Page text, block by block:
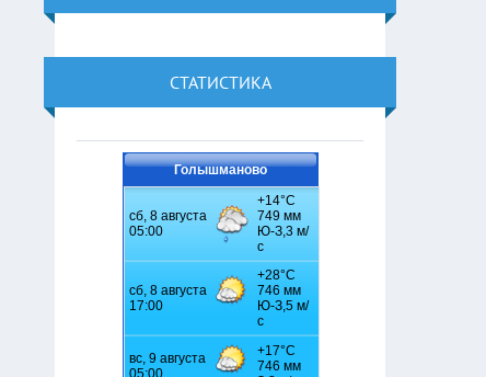
СТАТИСТИКА
Голышманово